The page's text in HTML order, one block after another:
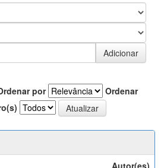
por
Ordenar
Autor(es)